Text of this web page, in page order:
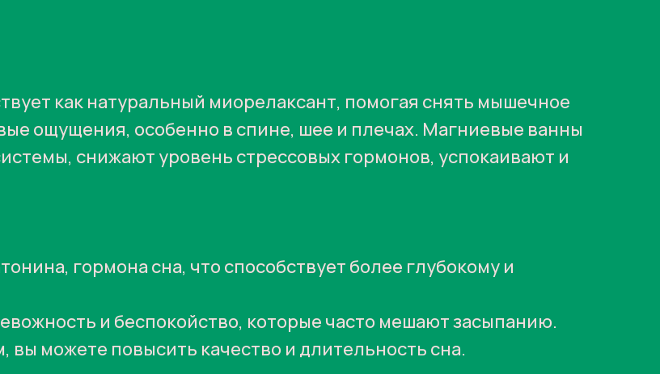
как натуральный миорелаксант, помогая снять мышечное
ощущения, особенно в спине, шее и плечах. Магниевые ванны
снижают уровень стрессовых гормонов, успокаивают и
гормона сна, что способствует более глубокому и
и беспокойство, которые часто мешают засыпанию.
можете повысить качество и длительность сна.